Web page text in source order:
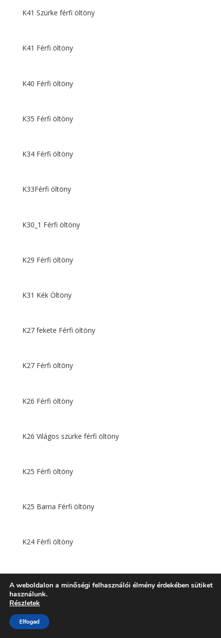
K41 Szürke férfi öltöny
K41 Férfi öltöny
K40 Férfi öltöny
K35 Férfi öltöny
K34 Férfi öltöny
K33Férfi öltöny
K30_1 Férfi öltöny
K29 Férfi öltöny
K31 Kék Öltöny
K27 fekete Férfi öltöny
K27 Férfi öltöny
K26 Férfi öltöny
K26 Világos szürke férfi öltöny
K25 Férfi öltöny
K25 Barna Férfi öltöny
K24 Férfi öltöny
K21 Fehér férfi öltöny
A weboldalon a minőségi felhasználói élmény érdekében sütiket
használunk.
Részletek
Elfogad